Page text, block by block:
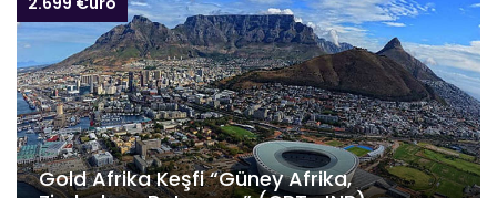
Gold Afrika Keşfi “Güney Afrika,